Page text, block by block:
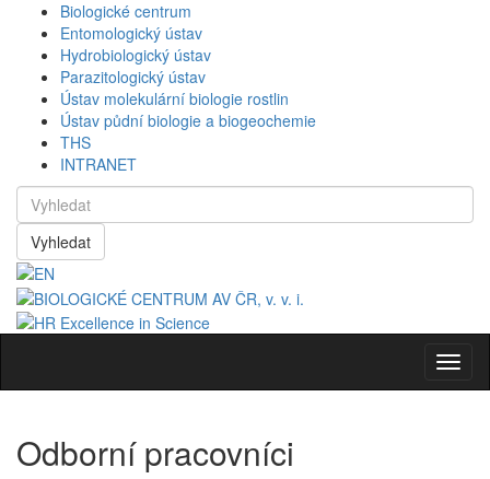
Biologické centrum
Entomologický ústav
Hydrobiologický ústav
Parazitologický ústav
Ústav molekulární biologie rostlin
Ústav půdní biologie a biogeochemie
THS
INTRANET
Vyhledat
Odborní pracovníci